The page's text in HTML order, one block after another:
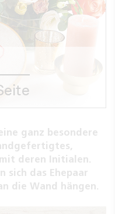
ganz besondere
deren Initialen.
sich das Ehepaar
die Wand hängen.